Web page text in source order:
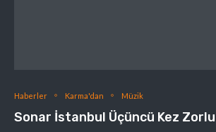
Haberler Karma'dan Müzik
Sonar İstanbul Üçüncü Kez Zorlu